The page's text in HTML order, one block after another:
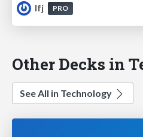
lfj
PRO
Other Decks in
See All in Technology